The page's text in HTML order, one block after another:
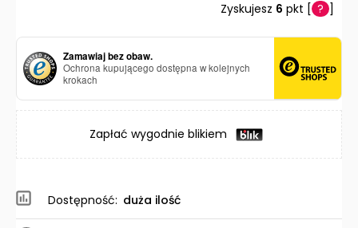
Zyskujesz 6 pkt [ ? ]
Zamawiaj bez obaw.
Ochrona kupującego dostępna w kolejnych
krokach
Zapłać wygodnie blikiem
Dostępność: duża ilość